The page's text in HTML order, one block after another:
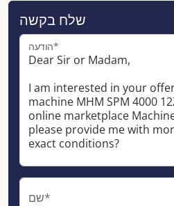
שלח בקשה
הודעה*
שם*